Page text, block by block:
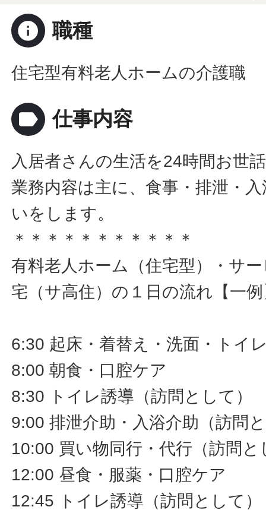
info 職種
住宅型有料老人ホームの介護職
label 仕事内容
入居者さんの生活を24時間お世
業務内容は主に、食事・排泄・
いをします。
＊＊＊＊＊＊＊＊＊＊＊
有料老人ホーム（住宅型）・サ
宅（サ高住）の１日の流れ【一
6:30 起床・着替え・洗面・トイ
8:00 朝食・口腔ケア
8:30 トイレ誘導（訪問として）
9:00 排泄介助・入浴介助（訪問
10:00 買い物同行・代行（訪問と
12:00 昼食・服薬・口腔ケア
12:45 トイレ誘導（訪問として）